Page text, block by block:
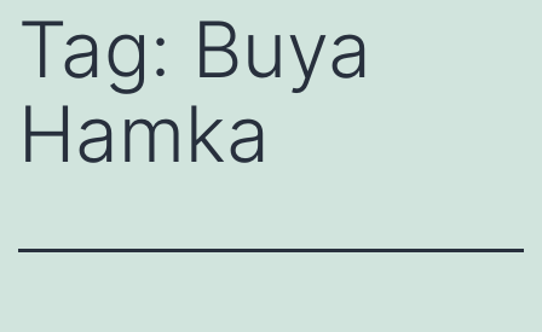
Tag: Buya
Hamka